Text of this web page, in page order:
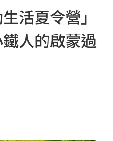
活夏令營」
人的啟蒙過